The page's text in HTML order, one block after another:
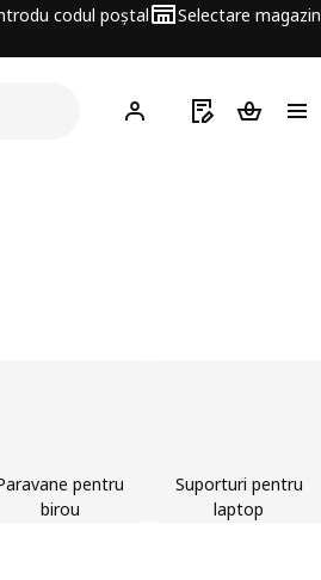
codul poștal Selectare magazin
Hej! Autentifică-te
Listă deCoșul de
pentru
birou
Suporturi pentru
laptop